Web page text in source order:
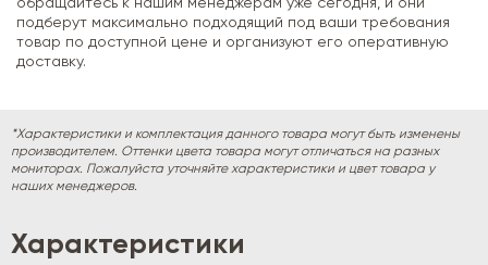
подберут максимально подходящий под ваши требования
товар по доступной цене и организуют его оперативную
доставку.
*Характеристики и комплектация данного товара могут быть изменены
производителем. Оттенки цвета товара могут отличаться на разных
мониторах. Пожалуйста уточняйте характеристики и цвет товара у
наших менеджеров.
Характеристики